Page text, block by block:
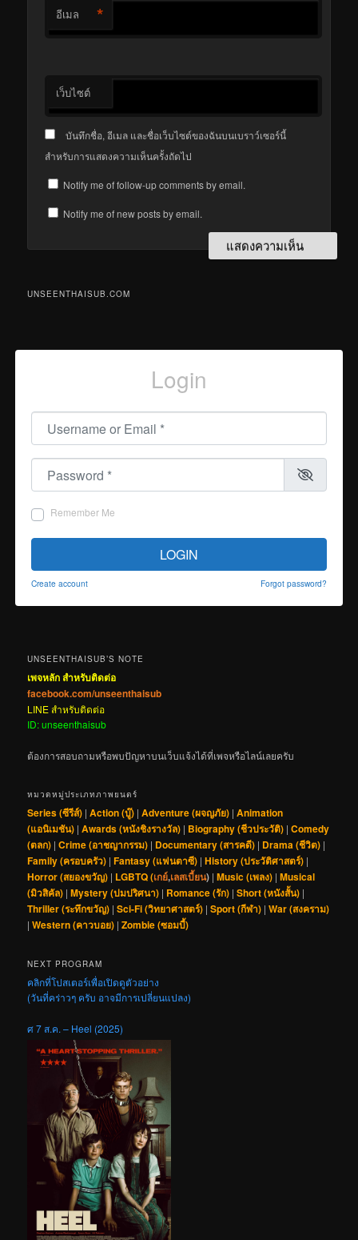
อีเมล *
เว็บไซต์
บันทึกชื่อ, อีเมล และชื่อเว็บไซต์ของฉันบนเบราว์เซอร์นี้
สำหรับการแสดงความเห็นครั้งถัดไป
Notify me of follow-up comments by email.
Notify me of new posts by email.
UNSEENTHAISUB.COM
Login
Username or Email
Password
Remember Me
LOGIN
Create account Forgot password?
UNSEENTHAISUB’S NOTE
เพจหลัก สำหรับติดต่อ
facebook.com/unseenthaisub
LINE สำหรับติดต่อ
ID: unseenthaisub
ต้องการสอบถามหรือพบปัญหาบนเว็บแจ้งได้ที่เพจหรือไลน์เลยครับ
หมวดหมู่ประเภทภาพยนตร์
Series (ซีรีส์) |Action (บู๊) |Adventure (ผจญภัย) |Animation
(แอนิเมชัน) |Awards (หนังชิงรางวัล) | Biography (ชีวประวัติ) |Comedy
(ตลก) |Crime (อาชญากรรม) | Documentary (สารคดี) | Drama (ชีวิต) |
Family (ครอบครัว) |Fantasy (แฟนตาซี) |History (ประวัติศาสตร์) |
Horror (สยองขวัญ) | LGBTQ (เกย์,เลสเบี้ยน) |Music (เพลง) |Musical
(มิวสิคัล) |Mystery (ปมปริศนา) | Romance (รัก) |Short (หนังสั้น) |
Thriller (ระทึกขวัญ) |Sci-Fi (วิทยาศาสตร์) |Sport (กีฬา) |War (สงคราม)
|Western (คาวบอย) |Zombie (ซอมบี้)
NEXT PROGRAM
คลิกที่โปสเตอร์เพื่อเปิดดูตัวอย่าง
(วันที่คร่าวๆ ครับ อาจมีการเปลี่ยนแปลง)
ศ 7 ส.ค. – Heel (2025)